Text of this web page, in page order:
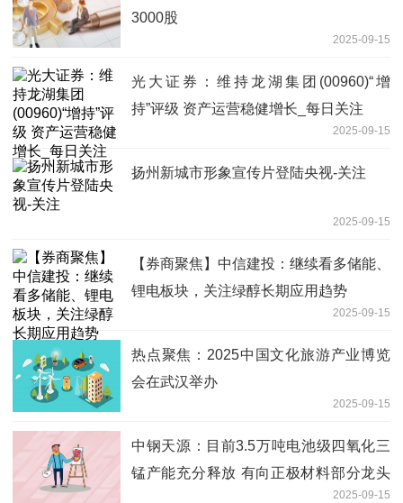
3000股
2025-09-15
光大证券：维持龙湖集团(00960)“增
持”评级 资产运营稳健增长_每日关注
2025-09-15
扬州新城市形象宣传片登陆央视-关注
2025-09-15
【券商聚焦】中信建投：继续看多储能、
锂电板块，关注绿醇长期应用趋势
2025-09-15
热点聚焦：2025中国文化旅游产业博览
会在武汉举办
2025-09-15
中钢天源：目前3.5万吨电池级四氧化三
锰产能充分释放 有向正极材料部分龙头
2025-09-15